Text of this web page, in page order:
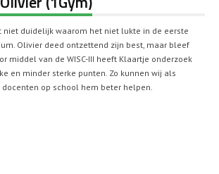
niet duidelijk waarom het niet lukte in de eerste
Olivier deed ontzettend zijn best, maar bleef
middel van de WISC-III heeft Klaartje onderzoek
en minder sterke punten. Zo kunnen wij als
docenten op school hem beter helpen.